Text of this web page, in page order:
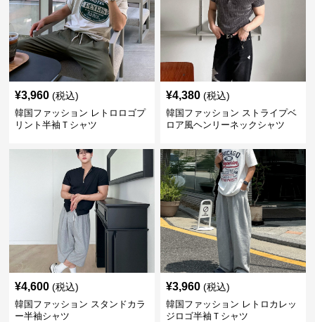
¥3,960 (税込)
韓国ファッション レトロロゴプ
リント半袖Ｔシャツ
¥4,380 (税込)
韓国ファッション ストライプベ
ロア風ヘンリーネックシャツ
¥4,600 (税込)
韓国ファッション スタンドカラ
ー半袖シャツ
¥3,960 (税込)
韓国ファッション レトロカレッ
ジロゴ半袖Ｔシャツ